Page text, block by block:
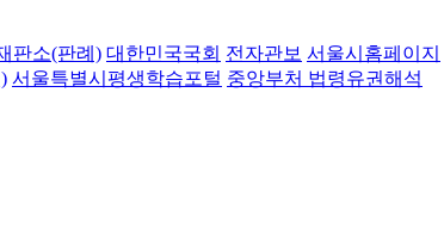
판소(판례) 대한민국국회 전자관보 서울시홈페이지
서울특별시평생학습포털 중앙부처 법령유권해석